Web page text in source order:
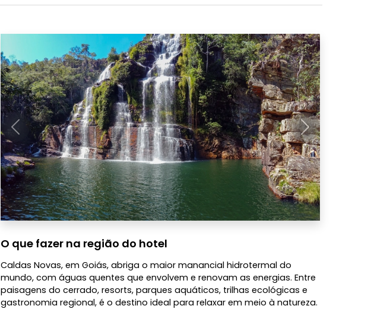
O que fazer na região do hotel
Anterior Próximo
Caldas Novas, em Goiás, abriga o maior manancial hidrotermal do
mundo, com águas quentes que envolvem e renovam as energias. Entre
paisagens do cerrado, resorts, parques aquáticos, trilhas ecológicas e
gastronomia regional, é o destino ideal para relaxar em meio à natureza.